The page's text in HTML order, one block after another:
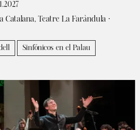
Catalana, Teatre La Faràndula ·
Sinfónicos en el Palau